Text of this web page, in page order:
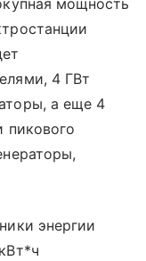
мощность
4 ГВт
а еще 4
пикового
энергии